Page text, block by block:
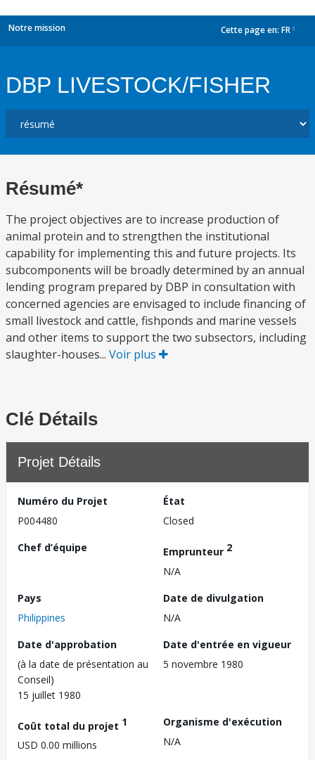
Notre mission Cette page en: FR
DBP LIVESTOCK/FISHER
Résumé*
The project objectives are to increase production of
animal protein and to strengthen the institutional
capability for implementing this and future projects. Its
subcomponents will be broadly determined by an annual
lending program prepared by DBP in consultation with
concerned agencies are envisaged to include financing of
small livestock and cattle, fishponds and marine vessels
and other items to support the two subsectors, including
slaughter-houses... Voir plus
Clé Détails
Projet Détails
Numéro du Projet
P004480
État
Closed
Chef d’équipe
Emprunteur 2
N/A
Pays
Philippines
Date de divulgation
N/A
Date d'approbation
(à la date de présentation au
Conseil)
15 juillet 1980
Date d'entrée en vigueur
5 novembre 1980
Coût total du projet 1
USD 0.00 millions
Organisme d'exécution
N/A